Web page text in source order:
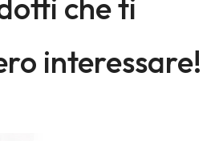
che ti
interessare!